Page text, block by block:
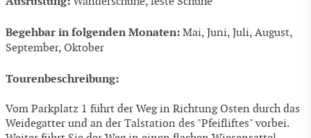
Begehbar in folgenden Monaten: Mai, Juni, Juli, August,
September, Oktober
Tourenbeschreibung:
Vom Parkplatz 1 führt der Weg in Richtung Osten durch das
Weidegatter und an der Talstation des "Pfeifliftes" vorbei.